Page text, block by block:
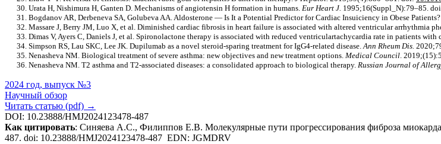
Urata H, Nishimura H, Ganten D. Mechanisms of angiotensin H formation in humans. Eur Heart J. 1995;16(Suppl_N):79–85.
Bogdanov AR, Derbeneva SA, Golubeva AA. Aldosterone — Is It a Potential Predictor for Cardiac Insuiciency in Obese Patients?
Massare J, Berry JM, Luo X, et al. Diminished cardiac fibrosis in heart failure is associated with altered ventricular arrhythmia
Dimas V, Ayers C, Daniels J, et al. Spironolactone therapy is associated with reduced ventriculartachycardia rate in patients with
Simpson RS, Lau SKC, Lee JK. Dupilumab as a novel steroid-sparing treatment for IgG4-related disease.Ann Rheum Dis.
Nenasheva NM. Biological treatment of severe asthma: new objectives and new treatment options. Medical Council.
Nenasheva NM. T2 asthma and T2-associated diseases: a consolidated approach to biological therapy. Russian Journal of
2024 год, выпуск №3
Научный обзор
Читать статью (pdf) →
DOI: 10.23888/HMJ2024123478-487
Как цитировать: Синяева А.С., Филиппов Е.В. Молекулярные пути прогрессирования фиброза
487. doi: 10.23888/HMJ2024123478-487 EDN: JGMDRV